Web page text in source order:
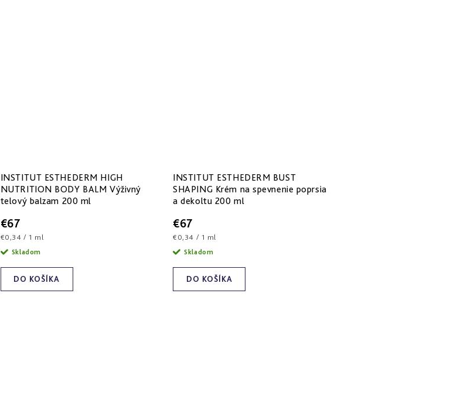
INSTITUT ESTHEDERM HIGH
NUTRITION BODY BALM Výživný
telový balzam 200 ml
€67
Jednotková
cena:
€0,34 / 1 ml
DO KOŠÍKA
Skladom
INSTITUT ESTHEDERM BUST
SHAPING Krém na spevnenie poprsia
a dekoltu 200 ml
€67
Jednotková
cena:
€0,34 / 1 ml
DO KOŠÍKA
Skladom